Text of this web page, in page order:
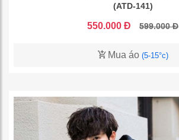
(ATD-141)
550.000 Đ 599.000 Đ
Mua áo (5-15°c)